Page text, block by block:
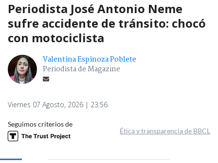
Periodista José Antonio Neme
sufre accidente de tránsito: chocó
con motociclista
Valentina Espinoza Poblete
Periodista de Magazine
Viernes 07 Agosto, 2026 | 23:56
Seguimos criterios de
Ética y transparencia de BBCL